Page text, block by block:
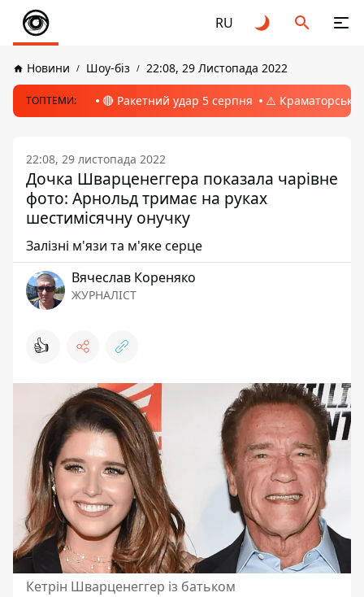
RU
Новини Шоу-біз 22:08, 29 Листопада 2022
ТОПТЕМИ: 🔴 Ракетний удар 5 серпня ⚠️ Краматорськ,
22:08, 29 листопада 2022
Дочка Шварценеггера показала чарівне
фото: Арнольд тримає на руках
шестимісячну онучку
Залізні м'язи та м'яке серце
Вячеслав Кореняко
ЖУРНАЛІСТ
👍
Кетрін Шварценеггер із батьком